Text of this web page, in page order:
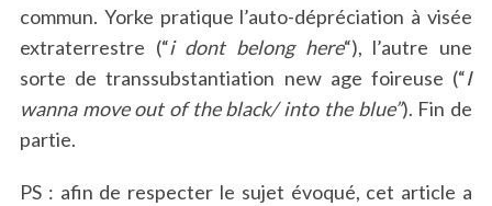
commun. Yorke pratique l’auto-dépréciation à visée
extraterrestre (“i dont belong here“), l’autre une
sorte de transsubstantiation new age foireuse (“I
wanna move out of the black/ into the blue”). Fin de
partie.
PS : afin de respecter le sujet évoqué, cet article a